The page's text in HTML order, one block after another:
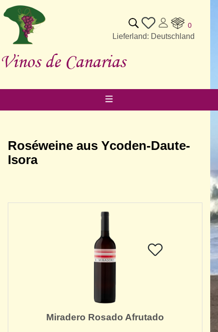
Vinos de Canarias
0
Lieferland: Deutschland
Roséweine aus Ycoden-Daute-
Isora
Miradero Rosado Afrutado